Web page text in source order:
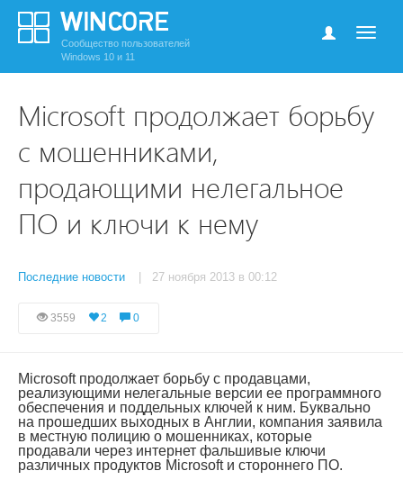
Сообщество пользователей
Windows 10 и 11
Microsoft продолжает борьбу
с мошенниками,
продающими нелегальное
ПО и ключи к нему
Последние новости | 27 ноября 2013 в 00:12
3559 2 0
Microsoft продолжает борьбу с продавцами,
реализующими нелегальные версии ее программного
обеспечения и поддельных ключей к ним. Буквально
на прошедших выходных в Англии, компания заявила
в местную полицию о мошенниках, которые
продавали через интернет фальшивые ключи
различных продуктов Microsoft и стороннего ПО.